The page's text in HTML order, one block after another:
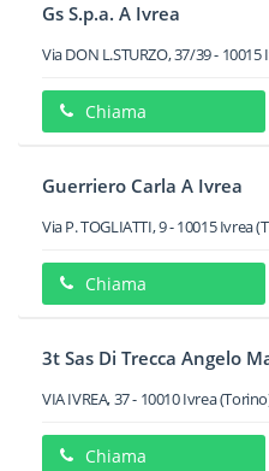
Gs S.p.a. A Ivrea
Via DON L.STURZO, 37/39- 10015
Chiama
Guerriero Carla A Ivrea
Via P. TOGLIATTI, 9-10015 Ivrea
Chiama
3t Sas Di Trecca Angelo
VIA IVREA, 37- 10010Ivrea
Chiama